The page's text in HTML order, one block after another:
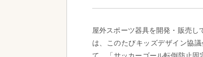
屋外スポーツ器具を開発・販売し
は、このたびキッズデザイン協
て、「サッカーゴール転倒防止